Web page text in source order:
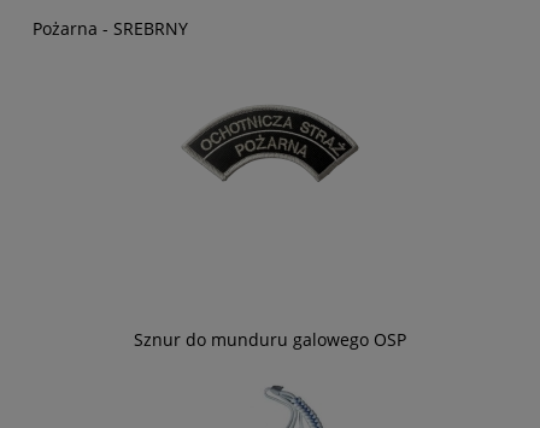
Pożarna - SREBRNY
Sznur do munduru galowego OSP